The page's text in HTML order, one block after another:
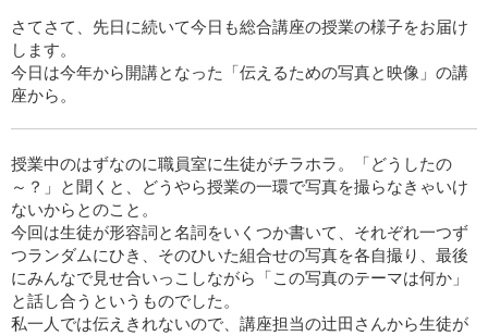
さてさて、先日に続いて今日も総合講座の授業の様子をお届け
します。
今日は今年から開講となった「伝えるための写真と映像」の講
座から。
授業中のはずなのに職員室に生徒がチラホラ。「どうしたの
～？」と聞くと、どうやら授業の一環で写真を撮らなきゃいけ
ないからとのこと。
今回は生徒が形容詞と名詞をいくつか書いて、それぞれ一つず
つランダムにひき、そのひいた組合せの写真を各自撮り、最後
にみんなで見せ合いっこしながら「この写真のテーマは何か」
と話し合うというものでした。
私一人では伝えきれないので、講座担当の辻田さんから生徒が